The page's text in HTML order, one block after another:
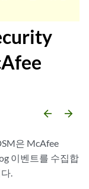
arrow_backward arrow_forward
은 McAfee
이벤트를 수집합
.